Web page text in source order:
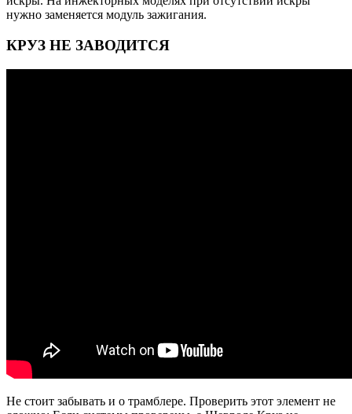
нужно заменяется модуль зажигания.
КРУЗ НЕ ЗАВОДИТСЯ
Не стоит забывать и о трамблере. Проверить этот элемент не